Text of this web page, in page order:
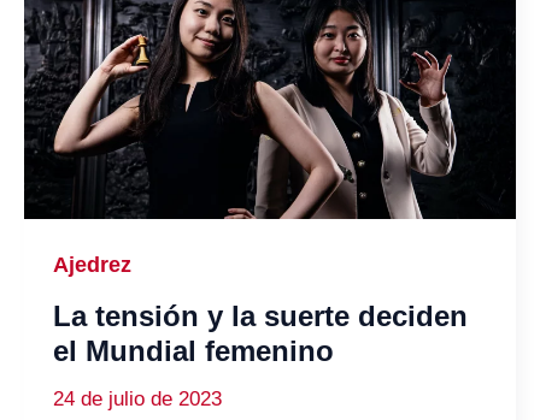
Ajedrez
La tensión y la suerte deciden
el Mundial femenino
24 de julio de 2023